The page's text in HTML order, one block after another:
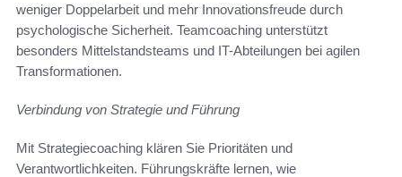
weniger Doppelarbeit und mehr Innovationsfreude durch
psychologische Sicherheit. Teamcoaching unterstützt
besonders Mittelstandsteams und IT-Abteilungen bei agilen
Transformationen.
Verbindung von Strategie und Führung
Mit Strategiecoaching klären Sie Prioritäten und
Verantwortlichkeiten. Führungskräfte lernen, wie